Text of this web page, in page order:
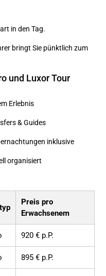
in den Tag.
bringt Sie pünktlich zum
und Luxor Tour
Erlebnis
& Guides
inklusive
organisiert
Preis pro
Erwachsenem
920 € p.P.
895 € p.P.